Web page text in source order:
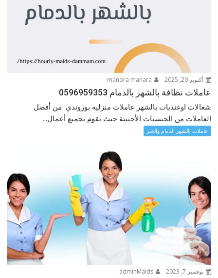
أكتوبر 20, 2025
عاملات نظافة بالشهر بالدمام 0596959353
شغالات اوغنديات بالشهر عاملات منزليه بوروندي من أفضل
العاملات من الجنسيات الأجنبية حيث تقوم بجميع أعمال...
عاملات بالشهر الدمام والخبر
نوفمبر 7, 2023 adminMaids